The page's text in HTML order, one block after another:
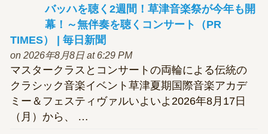
バッハを聴く2週間！草津音楽祭が今年も開
幕！～無伴奏を聴くコンサート（PR
TIMES） | 毎日新聞
on 2026年8月8日 at 6:29 PM
マスタークラスとコンサートの両輪による伝統の
クラシック音楽イベント草津夏期国際音楽アカデ
ミー＆フェスティヴァルいよいよ2026年8月17日
（月）から、 …